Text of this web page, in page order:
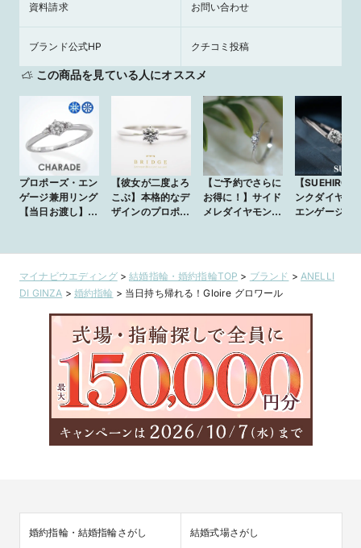
資料請求 お問い合わせ
ブランド公式HP クチコミ投稿
この商品を見ている人にオススメ
プロポーズ・エン
ゲージ兼用リング
【当日お渡し】プ
ダイヤ使用》
【彼女が二度よろ
こぶ】本格的なデ
ザインのプロポー
【ご予約でさらに
お得に！】サイド
メレダイヤモンド
【SUEHIRO
ンクダイヤモ
エンゲージリ
マイナビウエディング>結婚指輪・婚約指輪TOP > ブランド > ANELLI
DI GINZA > 婚約指輪 > 当日持ち帰れる！Gloire グロワール
婚約指輪・結婚指輪さがし 結婚式場さがし